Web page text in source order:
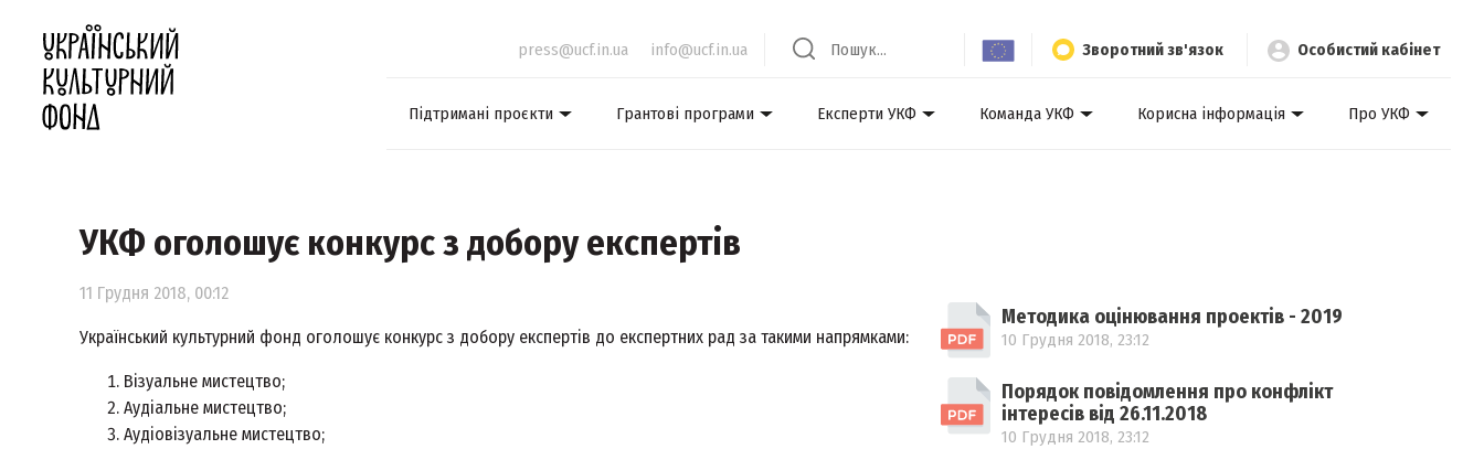
press@ucf.in.ua info@ucf.in.ua Зворотний зв'язок Особистий кабінет
Підтримані проєкти Грантові програми Експерти УКФ Команда УКФ Корисна інформація Про УКФ
УКФ оголошує конкурс з добору експертів
11 Грудня 2018, 00:12
Український культурний фонд оголошує конкурс з добору експертів до експертних рад за такими напрямками:
Візуальне мистецтво;
Аудіальне мистецтво;
Аудіовізуальне мистецтво;
Методика оцінювання проектів - 2019
10 Грудня 2018, 23:12
Порядок повідомлення про конфлікт
інтересів від 26.11.2018
10 Грудня 2018, 23:12